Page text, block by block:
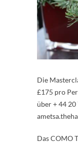
Die
£175 pro
über + 44
Das COMO